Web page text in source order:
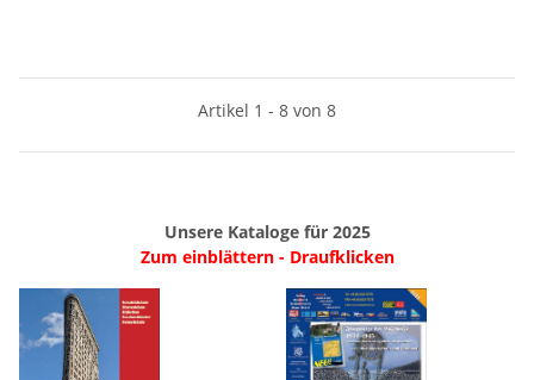
Artikel 1 - 8 von 8
Unsere Kataloge für 2025
Zum einblättern - Draufklicken